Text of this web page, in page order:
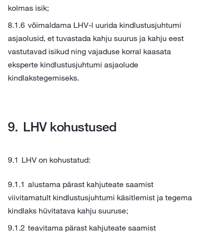
kolmas isik;
võimaldama LHV-l uurida kindlustusjuhtumi
asjaolusid, et tuvastada kahju suurus ja kahju eest
vastutavad isikud ning vajaduse korral kaasata
eksperte kindlustusjuhtumi asjaolude
kindlakstegemiseks.
LHV kohustused
LHV on kohustatud:
alustama pärast kahjuteate saamist
viivitamatult kindlustusjuhtumi käsitlemist ja tegema
kindlaks hüvitatava kahju suuruse;
teavitama pärast kahjuteate saamist